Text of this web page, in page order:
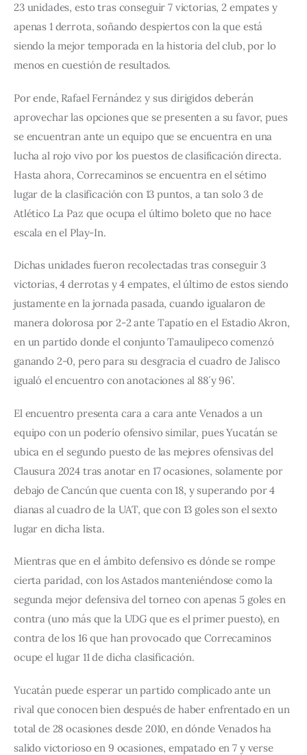
23 unidades, esto tras conseguir 7 victorias, 2 empates y
apenas 1 derrota, soñando despiertos con la que está
siendo la mejor temporada en la historia del club, por lo
menos en cuestión de resultados.
Por ende, Rafael Fernández y sus dirigidos deberán
aprovechar las opciones que se presenten a su favor, pues
se encuentran ante un equipo que se encuentra en una
lucha al rojo vivo por los puestos de clasificación directa.
Hasta ahora, Correcaminos se encuentra en el sétimo
lugar de la clasificación con 13 puntos, a tan solo 3 de
Atlético La Paz que ocupa el último boleto que no hace
escala en el Play-In.
Dichas unidades fueron recolectadas tras conseguir 3
victorias, 4 derrotas y 4 empates, el último de estos siendo
justamente en la jornada pasada, cuando igualaron de
manera dolorosa por 2-2 ante Tapatío en el Estadio Akron,
en un partido donde el conjunto Tamaulipeco comenzó
ganando 2-0, pero para su desgracia el cuadro de Jalisco
igualó el encuentro con anotaciones al 88´ y 96’.
El encuentro presenta cara a cara ante Venados a un
equipo con un poderío ofensivo similar, pues Yucatán se
ubica en el segundo puesto de las mejores ofensivas del
Clausura 2024 tras anotar en 17 ocasiones, solamente por
debajo de Cancún que cuenta con 18, y superando por 4
dianas al cuadro de la UAT, que con 13 goles son el sexto
lugar en dicha lista.
Mientras que en el ámbito defensivo es dónde se rompe
cierta paridad, con los Astados manteniéndose como la
segunda mejor defensiva del torneo con apenas 5 goles en
contra (uno más que la UDG que es el primer puesto), en
contra de los 16 que han provocado que Correcaminos
ocupe el lugar 11 de dicha clasificación.
Yucatán puede esperar un partido complicado ante un
rival que conocen bien después de haber enfrentado en un
total de 28 ocasiones desde 2010, en dónde Venados ha
salido victorioso en 9 ocasiones, empatado en 7 y verse